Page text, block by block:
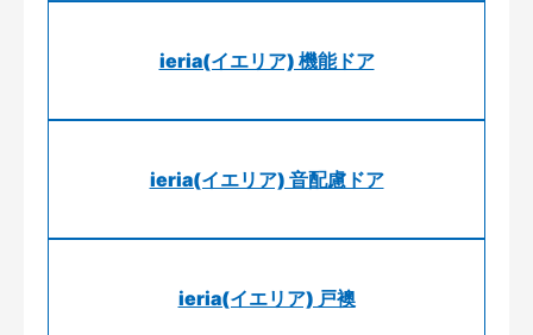
ieria(イエリア) 機能ドア
ieria(イエリア) 音配慮ドア
ieria(イエリア) 戸襖